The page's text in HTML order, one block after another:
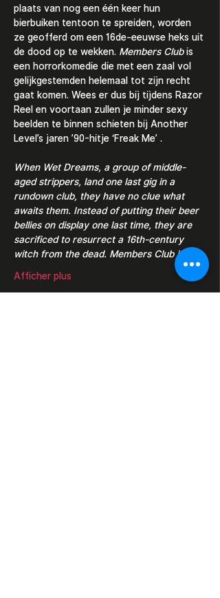
plaats van nog een één keer hun
bierbuiken tentoon te spreiden, worden
ze geofferd om een 16de-eeuwse heks uit
de dood op te wekken. Members Club is
een horrorkomedie die met een zaal vol
gelijkgestemden helemaal tot zijn recht
gaat komen. Wees er dus bij tijdens Razor
Reel en voortaan zullen je minder sexy
beelden te binnen schieten bij Another
Level’s jaren ’90-hitje ‘Freak Me’ .
When Wet Dreams, a group of middle-
aged strippers, land one last gig in a
rundown club, they have no clue what
awaits them. Instead of putting their beer
bellies on display one last time, they are
sacrificed to resurrect a 16th-century
witch from the dead. Members Club is…
Afficher plus